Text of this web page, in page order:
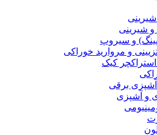
و شیرینی
و سیروپ
و مروارید خوراکی
کیک
آشپزی برقی
و آشپزی